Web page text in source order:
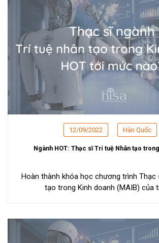
12/09/2022 Hàn Quốc
Ngành HOT: Thạc sĩ Trí tuệ Nhân tạo
Hoàn thành khóa học chương trình Thạc
tạo trong Kinh doanh (MAIB) của